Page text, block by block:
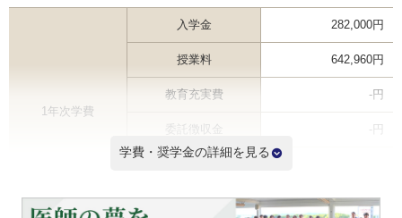
1年次学費
入学金 282,000円
授業料 642,960円
教育充実費 -円
委託徴収金 -円
合計 924,960円
学費・奨学金の詳細を見る